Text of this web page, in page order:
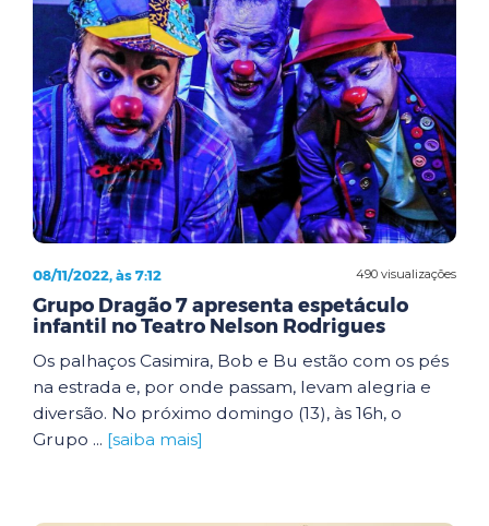
490 visualizações
08/11/2022, às 7:12
Grupo Dragão 7 apresenta espetáculo
infantil no Teatro Nelson Rodrigues
Os palhaços Casimira, Bob e Bu estão com os pés
na estrada e, por onde passam, levam alegria e
diversão. No próximo domingo (13), às 16h, o
Grupo ... [saiba mais]